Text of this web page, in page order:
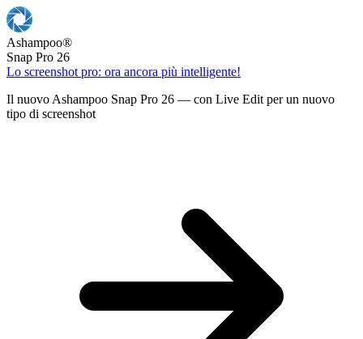
Ashampoo®
Snap Pro 26
Lo screenshot pro: ora ancora più intelligente!
Il nuovo Ashampoo Snap Pro 26 — con Live Edit per un nuovo
tipo di screenshot